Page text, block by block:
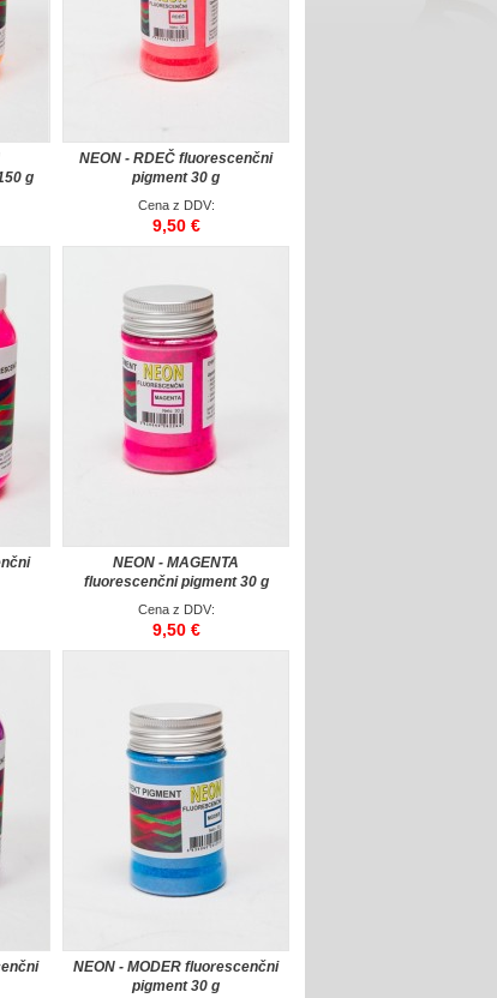
g
NEON - RDEČ fluorescenčni
pigment 30 g
Cena z DDV:
9,50 €
NEON - MAGENTA
fluorescenčni pigment 30 g
Cena z DDV:
9,50 €
NEON - MODER fluorescenčni
pigment 30 g